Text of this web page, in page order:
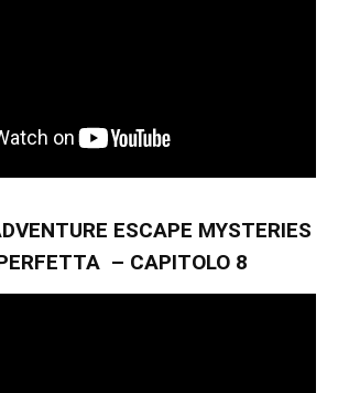
ESCAPE MYSTERIES
– CAPITOLO 8